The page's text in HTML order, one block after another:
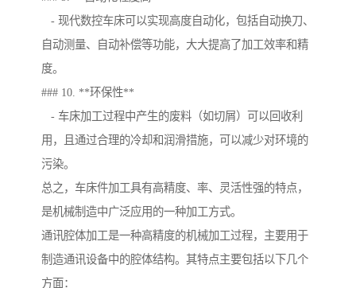
- 现代数控车床可以实现高度自动化，包括自动换刀、
自动测量、自动补偿等功能，大大提高了加工效率和精
度。
### 10. **环保性**
- 车床加工过程中产生的废料（如切屑）可以回收利
用，且通过合理的冷却和润滑措施，可以减少对环境的
污染。
总之，车床件加工具有高精度、率、灵活性强的特点，
是机械制造中广泛应用的一种加工方式。
通讯腔体加工是一种高精度的机械加工过程，主要用于
制造通讯设备中的腔体结构。其特点主要包括以下几个
方面：